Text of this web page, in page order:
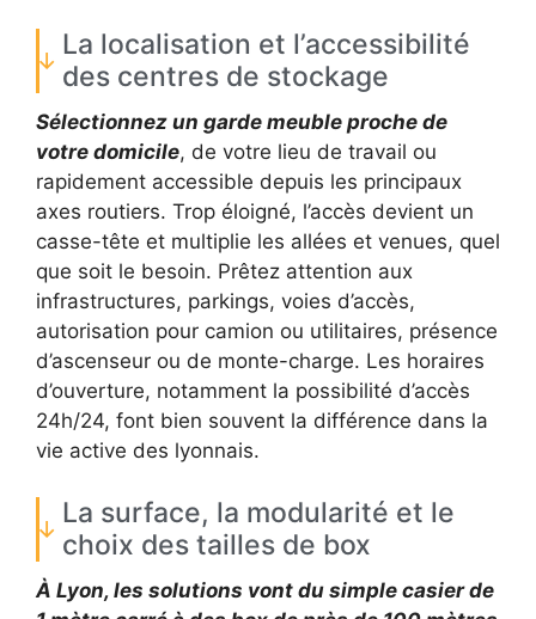
La localisation et l’accessibilité
des centres de stockage
Sélectionnez un garde meuble proche de
votre domicile, de votre lieu de travail ou
rapidement accessible depuis les principaux
axes routiers. Trop éloigné, l’accès devient un
casse-tête et multiplie les allées et venues, quel
que soit le besoin. Prêtez attention aux
infrastructures, parkings, voies d’accès,
autorisation pour camion ou utilitaires, présence
d’ascenseur ou de monte-charge. Les horaires
d’ouverture, notamment la possibilité d’accès
24h/24, font bien souvent la différence dans la
vie active des lyonnais.
La surface, la modularité et le
choix des tailles de box
À Lyon, les solutions vont du simple casier de